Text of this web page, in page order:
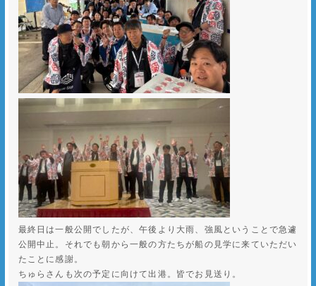
最終日は一般公開でしたが、午後より大雨、強風ということで急遽
公開中止。それでも朝から一般の方たちが船の見学に来ていただい
たことに感謝。
ちゅらさんも次の予定に向けて出港。皆でお見送り。